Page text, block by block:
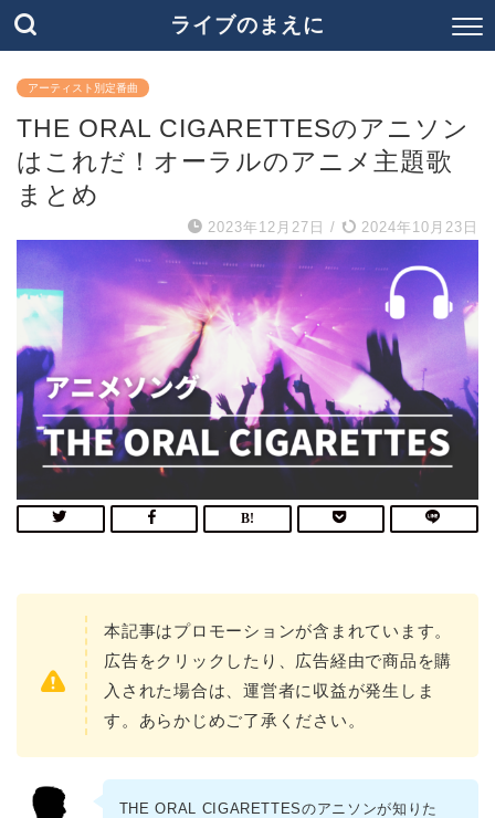
ライブのまえに
アーティスト別定番曲
THE ORAL CIGARETTESのアニソン
はこれだ！オーラルのアニメ主題歌
まとめ
2023年12月27日 / 2024年10月23日
本記事はプロモーションが含まれています。
広告をクリックしたり、広告経由で商品を購
入された場合は、運営者に収益が発生しま
す。あらかじめご了承ください。
THE ORAL CIGARETTESのアニソンが知りた